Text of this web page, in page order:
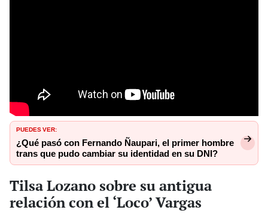
PUEDES VER:
¿Qué pasó con Fernando Ñaupari, el primer hombre
trans que pudo cambiar su identidad en su DNI?
Tilsa Lozano sobre su antigua
relación con el ‘Loco’ Vargas